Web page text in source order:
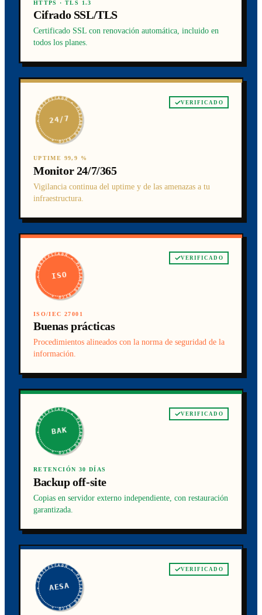
HTTPS · TLS 1.3
Cifrado SSL/TLS
Certificado SSL con renovación automática, incluido en
todos los planes.
★ CERTIFICADO ★ PLATANITO RICO ★
24/7
VERIFICADO
UPTIME 99,9 %
Monitor 24/7/365
Vigilancia continua del uptime y de las amenazas a tu
infraestructura.
★ CERTIFICADO ★ PLATANITO RICO ★
ISO
VERIFICADO
ISO/IEC 27001
Buenas prácticas
Procedimientos alineados con la norma de seguridad de la
información.
★ CERTIFICADO ★ PLATANITO RICO ★
BAK
VERIFICADO
RETENCIÓN 30 DÍAS
Backup off-site
Copias en servidor externo independiente, con restauración
garantizada.
★ CERTIFICADO ★ PLATANITO RICO ★
AESA
VERIFICADO